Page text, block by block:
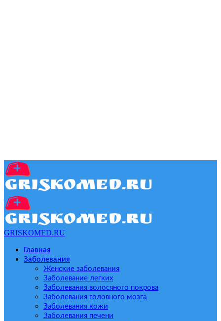
GRISKOMED.RU
Главная
Заболевания
Женские заболевания
Заболевание легких
Заболевания волосяного покрова
Заболевания головного мозга
Заболевания кожи
Заболевания печени